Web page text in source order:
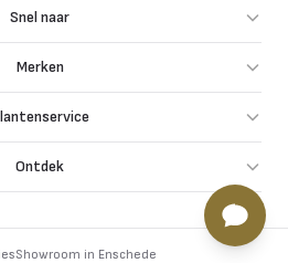
Snel naar
Merken
Ontdek
Showroom in Enschede